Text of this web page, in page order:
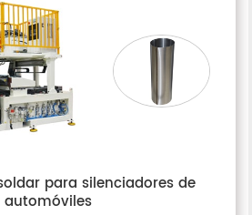
para silenciadores de
automóviles